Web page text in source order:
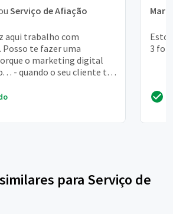
Serviço de Afiação
aqui trabalho com
te fazer uma
o marketing digital
. . - quando o seu cliente te
3
para Serviço de